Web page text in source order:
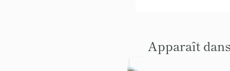
Apparaît